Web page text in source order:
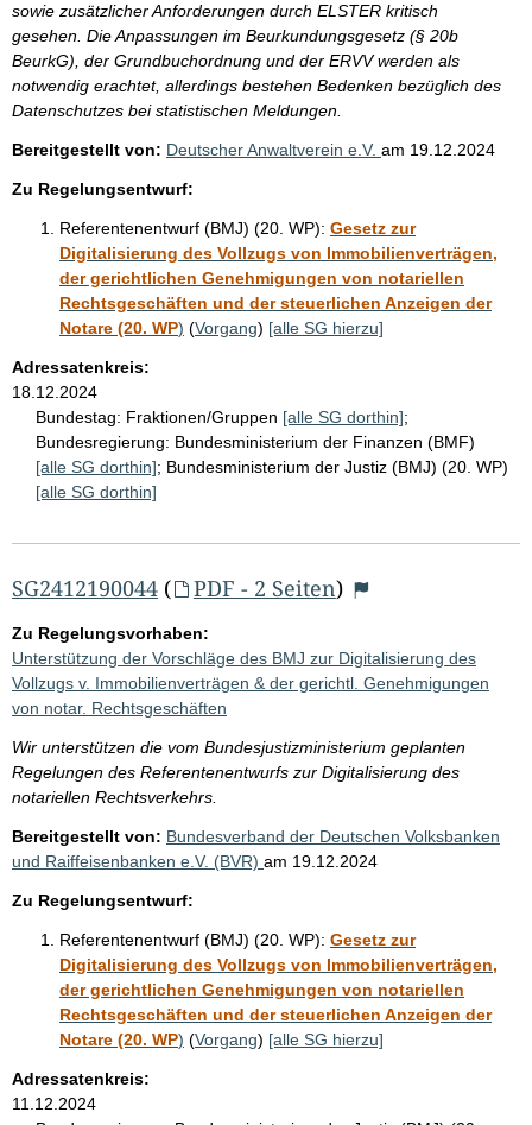
i
t
e
sowie zusätzlicher Anforderungen durch ELSTER kritisch
gesehen. Die Anpassungen im Beurkundungsgesetz (§ 20b
BeurkG), der Grundbuchordnung und der ERVV werden als
notwendig erachtet, allerdings bestehen Bedenken bezüglich des
Datenschutzes bei statistischen Meldungen.
Bereitgestellt von: Deutscher Anwaltverein e.V. am 19.12.2024
Zu Regelungsentwurf:
Referentenentwurf (BMJ) (20. WP): Gesetz zur
Digitalisierung des Vollzugs von Immobilienverträgen,
der gerichtlichen Genehmigungen von notariellen
Rechtsgeschäften und der steuerlichen Anzeigen der
Notare (20. WP) (Vorgang) [alle SG hierzu]
Adressatenkreis:
18.12.2024
Bundestag: Fraktionen/Gruppen [alle SG dorthin];
Bundesregierung: Bundesministerium der Finanzen (BMF)
[alle SG dorthin]; Bundesministerium der Justiz (BMJ) (20. WP)
[alle SG dorthin]
SG2412190044 ( PDF - 2 Seiten)
Zu Regelungsvorhaben:
Unterstützung der Vorschläge des BMJ zur Digitalisierung des
Vollzugs v. Immobilienverträgen & der gerichtl. Genehmigungen
von notar. Rechtsgeschäften
Wir unterstützen die vom Bundesjustizministerium geplanten
Regelungen des Referentenentwurfs zur Digitalisierung des
notariellen Rechtsverkehrs.
Bereitgestellt von: Bundesverband der Deutschen Volksbanken
und Raiffeisenbanken e.V. (BVR) am 19.12.2024
Zu Regelungsentwurf:
Referentenentwurf (BMJ) (20. WP): Gesetz zur
Digitalisierung des Vollzugs von Immobilienverträgen,
der gerichtlichen Genehmigungen von notariellen
Rechtsgeschäften und der steuerlichen Anzeigen der
Notare (20. WP) (Vorgang) [alle SG hierzu]
Adressatenkreis:
11.12.2024